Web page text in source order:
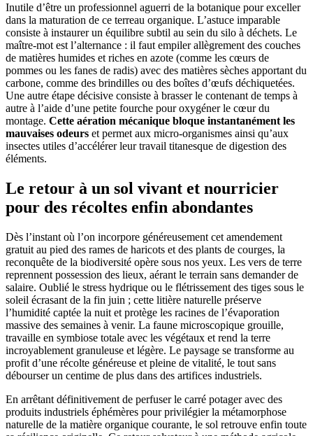
Inutile d’être un professionnel aguerri de la botanique pour exceller
dans la maturation de ce terreau organique. L’astuce imparable
consiste à instaurer un équilibre subtil au sein du silo à déchets. Le
maître-mot est l’alternance : il faut empiler allègrement des couches
de matières humides et riches en azote (comme les cœurs de
pommes ou les fanes de radis) avec des matières sèches apportant du
carbone, comme des brindilles ou des boîtes d’œufs déchiquetées.
Une autre étape décisive consiste à brasser le contenant de temps à
autre à l’aide d’une petite fourche pour oxygéner le cœur du
montage. Cette aération mécanique bloque instantanément les
mauvaises odeurs et permet aux micro-organismes ainsi qu’aux
insectes utiles d’accélérer leur travail titanesque de digestion des
éléments.
Le retour à un sol vivant et nourricier
pour des récoltes enfin abondantes
Dès l’instant où l’on incorpore généreusement cet amendement
gratuit au pied des rames de haricots et des plants de courges, la
reconquête de la biodiversité opère sous nos yeux. Les vers de terre
reprennent possession des lieux, aérant le terrain sans demander de
salaire. Oublié le stress hydrique ou le flétrissement des tiges sous le
soleil écrasant de la fin juin ; cette litière naturelle préserve
l’humidité captée la nuit et protège les racines de l’évaporation
massive des semaines à venir. La faune microscopique grouille,
travaille en symbiose totale avec les végétaux et rend la terre
incroyablement granuleuse et légère. Le paysage se transforme au
profit d’une récolte généreuse et pleine de vitalité, le tout sans
débourser un centime de plus dans des artifices industriels.
En arrêtant définitivement de perfuser le carré potager avec des
produits industriels éphémères pour privilégier la métamorphose
naturelle de la matière organique courante, le sol retrouve enfin toute